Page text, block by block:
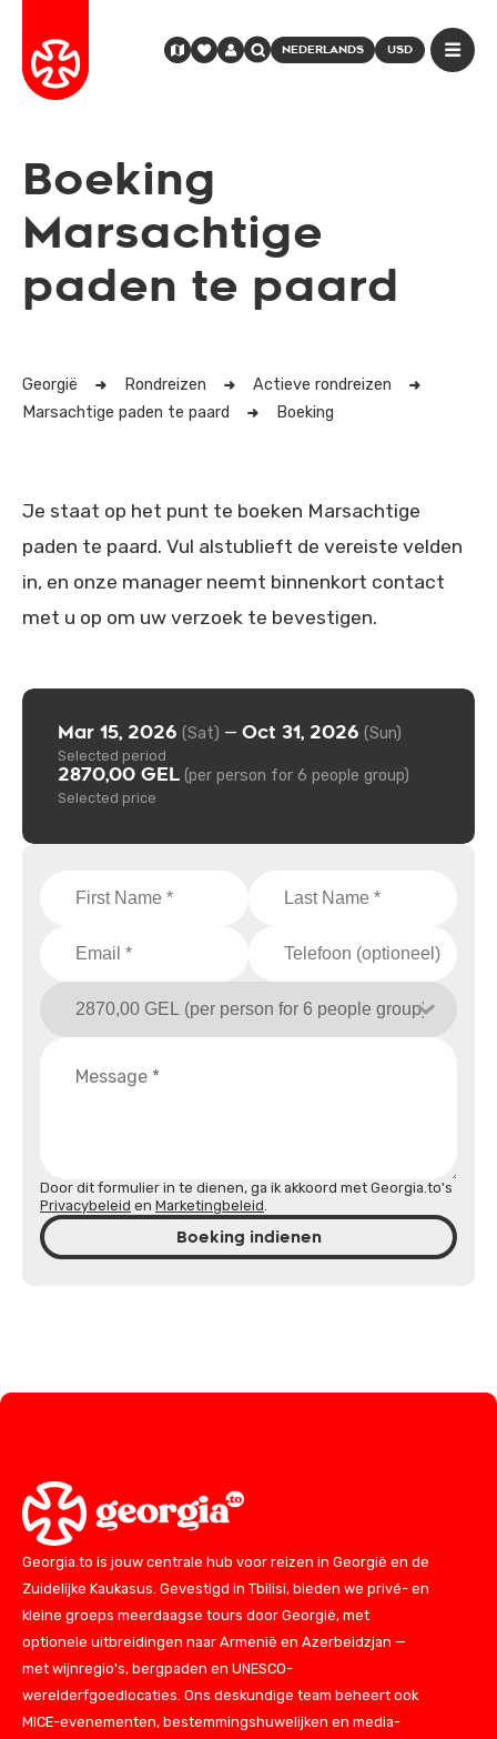
NEDERLANDS USD
Boeking
Marsachtige
paden te paard
Georgië Rondreizen
Actieve rondreizen
Marsachtige paden te paard
Boeking
Je staat op het punt te boeken Marsachtige
paden te paard. Vul alstublieft de vereiste velden
in, en onze manager neemt binnenkort contact
met u op om uw verzoek te bevestigen.
Door dit formulier in te dienen, ga ik akkoord met Georgia.to's
Privacybeleid en Marketingbeleid.
Boeking indienen
Mar 15, 2026 (Sat) — Oct 31, 2026 (Sun)
Selected period
2870,00 GEL (per person for 6 people group)
Selected price
Georgia.to is jouw centrale hub voor reizen in Georgië en de
Zuidelijke Kaukasus. Gevestigd in Tbilisi, bieden we privé- en
kleine groeps meerdaagse tours door Georgië, met
optionele uitbreidingen naar Armenië en Azerbeidzjan —
met wijnregio's, bergpaden en UNESCO-
werelderfgoedlocaties. Ons deskundige team beheert ook
MICE-evenementen, bestemmingshuwelijken en media-